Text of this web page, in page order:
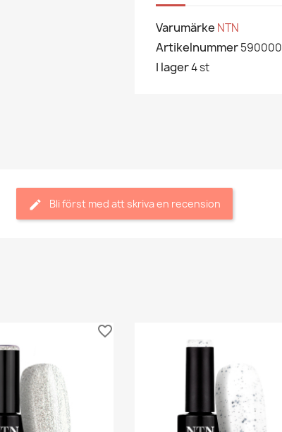
Varumärke NTN
Artikelnummer
I lager4 st
Bli först med att skriva en recension
favorite_border